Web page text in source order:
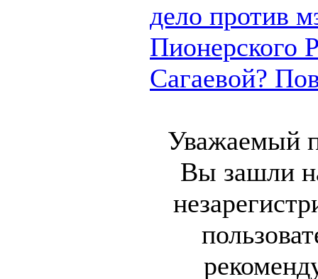
дело против
Пионерского
Сагаевой?
Уважаемый
Вы зашли